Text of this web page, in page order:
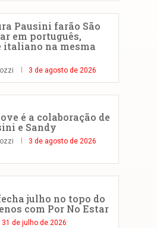
Pausini farão São
em português,
italiano na mesma
3 de agosto de 2026
é a colaboração de
e Sandy
3 de agosto de 2026
fecha julho no topo do
com Por No Estar
31 de julho de 2026